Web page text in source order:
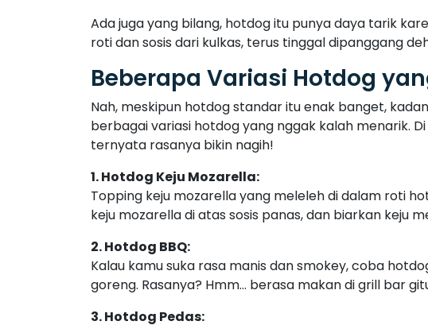
3. Hotdog Pedas:
Saya sih nggak bisa lepas dari pedas! Jadi, untuk
4. Hotdog ala Taco:
Bingung antara taco dan hotdog? Coba deh
guacamole, salsa, dan krim asam. Rasanya segar
Tips untuk Menikmati Hotdog